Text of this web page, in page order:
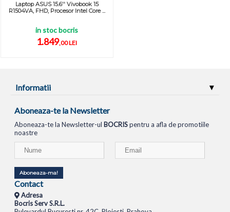
Laptop ASUS 15.6'' Vivobook 15
R1504VA, FHD, Procesor Intel Core ...
in stoc bocris
1.849,00 LEI
Informatii
Aboneaza-te la Newsletter
Aboneaza-te la Newsletter-ul BOCRISpentru a afla de promotiile
noastre
Aboneaza-ma!
Contact
Adresa
Bocris Serv S.R.L.